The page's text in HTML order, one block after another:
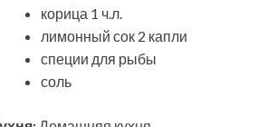
корица 1 ч.л.
лимонный сок 2 капли
специи для рыбы
соль